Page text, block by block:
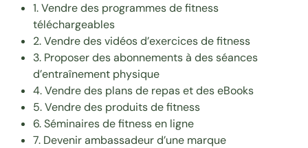
1. Vendre des programmes de fitness
téléchargeables
2. Vendre des vidéos d’exercices de fitness
3. Proposer des abonnements à des séances
d’entraînement physique
4. Vendre des plans de repas et des eBooks
5. Vendre des produits de fitness
6. Séminaires de fitness en ligne
7. Devenir ambassadeur d’une marque